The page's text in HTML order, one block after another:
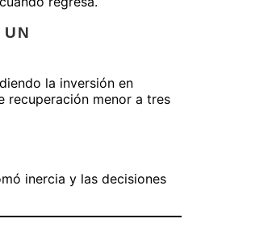
la inversión en
recuperación menor a tres
inercia y las decisiones